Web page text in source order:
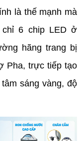
là thế mạnh mà
chỉ 6 chip LED ở
hãng trang bị
Pha, trực tiếp tạo
sáng vàng, độ